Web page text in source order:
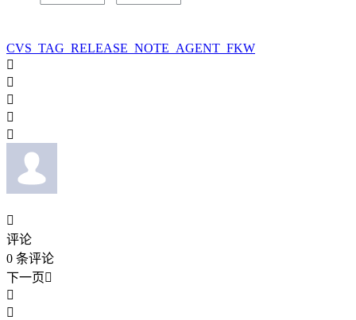
CVS_TAG_RELEASE_NOTE_AGENT_FKW






评论
0 条评论
下一页

